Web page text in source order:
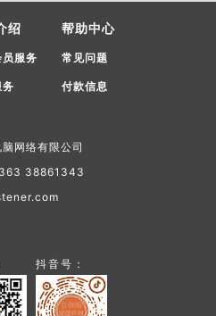
绍
服务
务
帮助中心
常见问题
付款信息
网络有限公司
38861343
抖音号：